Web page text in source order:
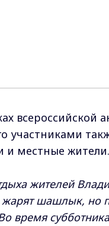
всероссийской
участниками
и местные жители.
жителей
жарят шашлык, но
время